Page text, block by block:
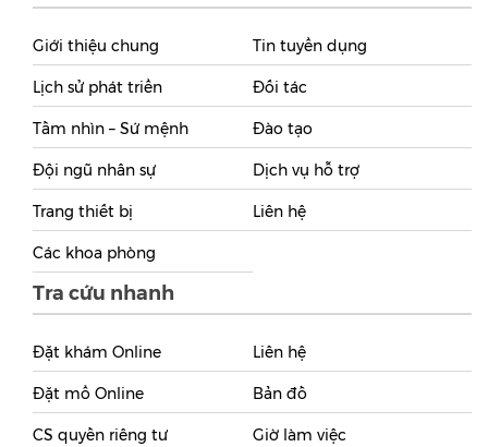
Giới thiệu chung
Lịch sử phát triển
Tầm nhìn – Sứ mệnh
Đội ngũ nhân sự
Trang thiết bị
Các khoa phòng
Tin tuyển dụng
Đối tác
Đào tạo
Dịch vụ hỗ trợ
Liên hệ
Tra cứu nhanh
Đặt khám Online
Đặt mổ Online
CS quyền riêng tư
Liên hệ
Bản đồ
Giờ làm việc